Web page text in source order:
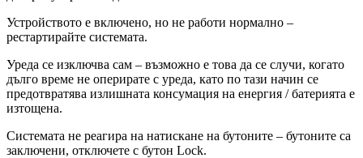
Устройството е включено, но не работи нормално –
рестартирайте системата.
Уреда се изключва сам – възможно е това да се случи, когато
дълго време не оперирате с уреда, като по тази начин се
предотвратява излишната консумация на енергия / батерията е
изтощена.
Системата не реагира на натискане на бутоните – бутоните са
заключени, отключете с бутон Lock.